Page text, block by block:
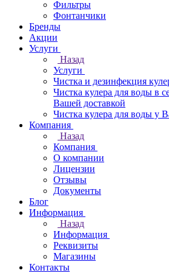
Фильтры
Фонтанчики
Бренды
Акции
Услуги
Назад
Услуги
Чистка и дезинфекция
Чистка кулера для воды в
Вашей доставкой
Чистка кулера для воды у
Компания
Назад
Компания
О компании
Лицензии
Отзывы
Документы
Блог
Информация
Назад
Информация
Реквизиты
Магазины
Контакты